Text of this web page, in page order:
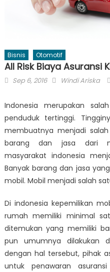
Bisnis Otomotif
All Risk Biaya Asuransi
Posted
Sep 6, 2016 Author
Windi Ariska
Indonesia merupakan
penduduk tertinggi.
membuatnya menjadi
barang dan jasa dari
masyarakat indonesia
Banyak barang dan jasa
mobil. Mobil menjadi salah
Di indonesia kepemilikan
rumah memiliki minimal
ditemukan yang memiliki
pun umumnya dilakukan
dengan hal tersebut, pihak
untuk penawaran